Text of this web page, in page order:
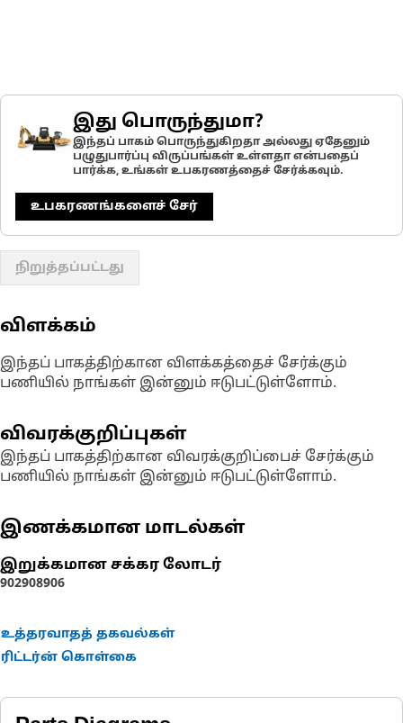
இது பொருந்துமா?
இந்தப் பாகம் பொருந்துகிறதா அல்லது ஏதேனும்
பழுதுபார்ப்பு விருப்பங்கள் உள்ளதா என்பதைப்
பார்க்க, உங்கள் உபகரணத்தைச் சேர்க்கவும்.
உபகரணங்களைச் சேர்
நிறுத்தப்பட்டது
விளக்கம்
இந்தப் பாகத்திற்கான விளக்கத்தைச் சேர்க்கும்
பணியில் நாங்கள் இன்னும் ஈடுபட்டுள்ளோம்.
விவரக்குறிப்புகள்
இந்தப் பாகத்திற்கான விவரக்குறிப்பைச் சேர்க்கும்
பணியில் நாங்கள் இன்னும் ஈடுபட்டுள்ளோம்.
இணக்கமான மாடல்கள்
இறுக்கமான சக்கர லோடர்
902908906
உத்தரவாதத் தகவல்கள்
ரிட்டர்ன் கொள்கை